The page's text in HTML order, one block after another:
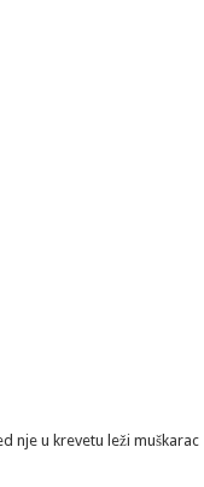
nje u krevetu leži muškarac